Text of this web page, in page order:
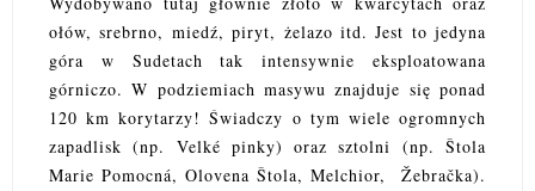
ołów, srebrno, miedź, piryt, żelazo itd. Jest to jedyna
góra w Sudetach tak intensywnie eksploatowana
górniczo. W podziemiach masywu znajduje się ponad
120 km korytarzy! Świadczy o tym wiele ogromnych
zapadlisk (np. Velké pinky) oraz sztolni (np. Štola
Marie Pomocná, Olovena Štola, Melchior, Žebračka).